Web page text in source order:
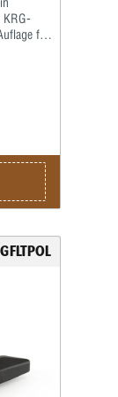
für
eine
führt zu
hohe
Flat Bag